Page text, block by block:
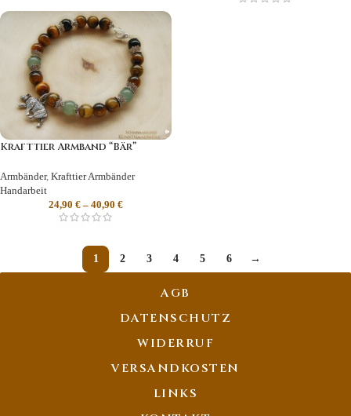
Krafttier Armband “Bär”
Armbänder, Krafttier Armbänder
Handarbeit
24,90 € – 40,90 €
1 2 3 4 5 6 →
AGB
DATENSCHUTZ
WIDERRUF
VERSANDKOSTEN
LINKS